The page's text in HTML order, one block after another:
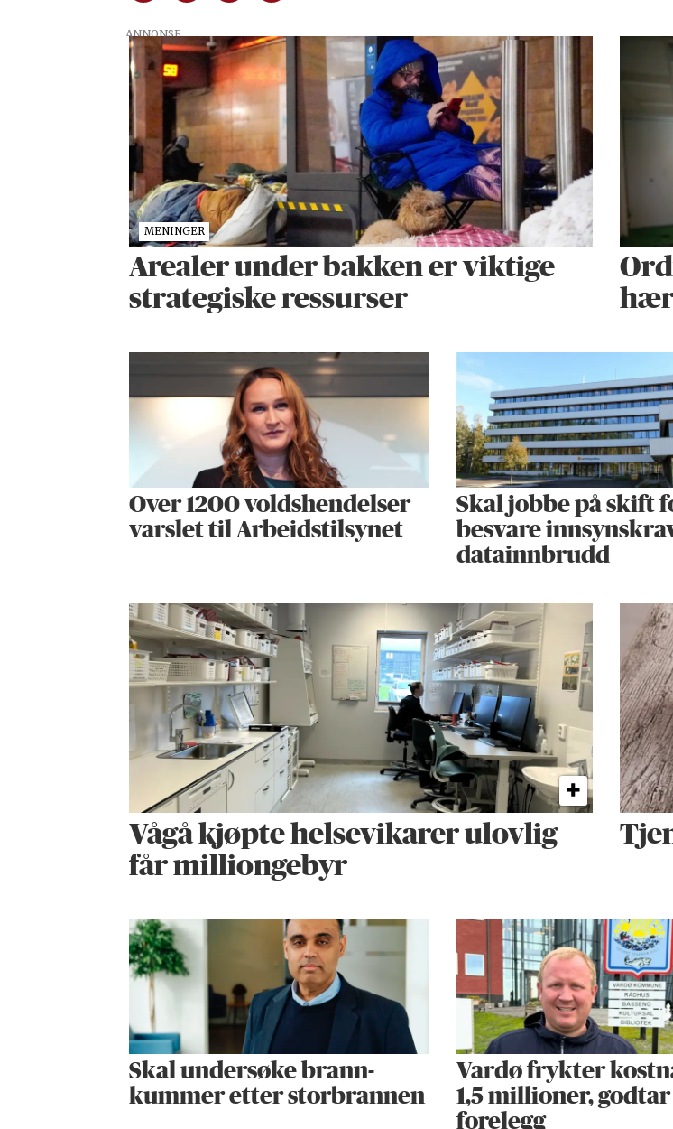
ANNONSE
MENINGER
Arealer under bakken er viktige
strategiske ressurser
Over 1200 voldshendelser
varslet til Arbeidstilsynet
Skal jobbe på skift
besvare
datainnbrudd
Vågå kjøpte helse­vikarer ulovlig –
får milliongebyr
Skal undersøke brann­
kummer etter storbrannen
Vardø frykter
1,5 millioner, godtar
forelegg